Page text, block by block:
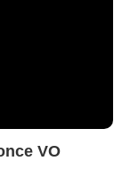
VO